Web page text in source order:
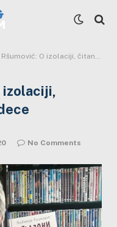
O izolaciji, čitanju i razumevanju dece
izolaciji,
No Comments